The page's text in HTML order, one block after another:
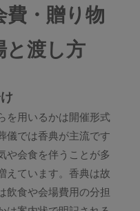
費・贈り物
と渡し方
を用いるかは開催形式
儀では香典が主流です
や会食を伴うことが多
えています。香典は故
飲食や会場費用の分担